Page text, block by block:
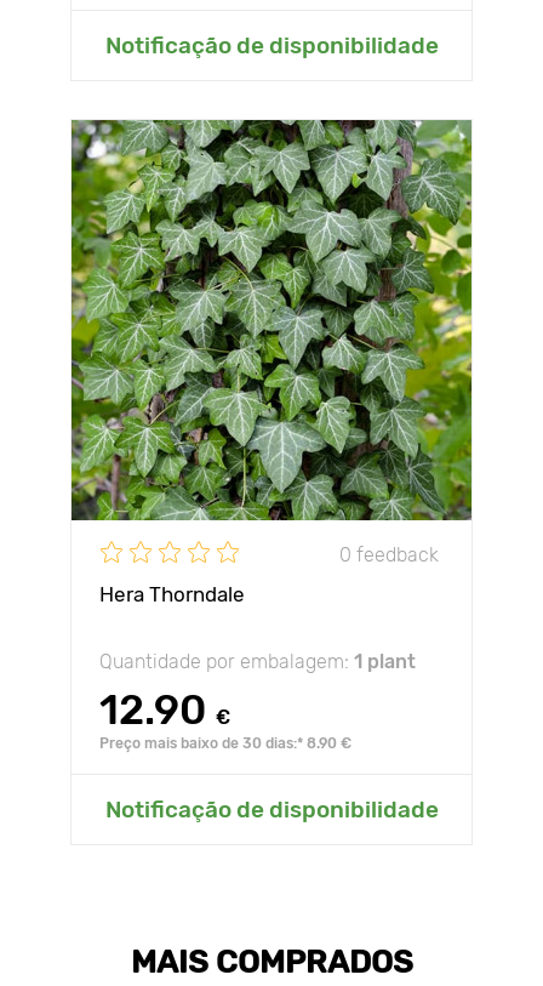
Notificação de disponibilidade
0 feedback
Hera Thorndale
Quantidade por embalagem: 1 plant
12.90 €
Preço mais baixo de 30 dias:* 8.90 €
Notificação de disponibilidade
MAIS COMPRADOS